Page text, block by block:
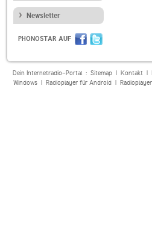
Newsletter
PHONOSTAR AUF
Dein Internetradio-Portal : Sitemap| Kontakt|
Windows| Radioplayer für Android|